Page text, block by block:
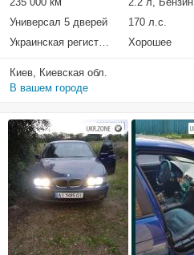
Универсал 5 дверей
170 л.с.
Украинская регистрация
Хорошее
Киев, Киевская обл.
В вашем городе